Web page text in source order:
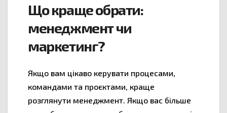
Що краще обрати:
менеджмент чи
маркетинг?
Якщо вам цікаво керувати процесами,
командами та проєктами, краще
розглянути менеджмент. Якщо вас більше